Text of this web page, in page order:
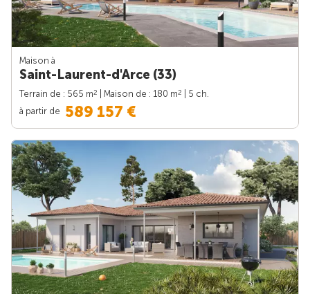
Maison à
Saint-Laurent-d'Arce (33)
Terrain de : 565 m2 | Maison de : 180 m2
| 5 ch.
à partir de 589 157 €